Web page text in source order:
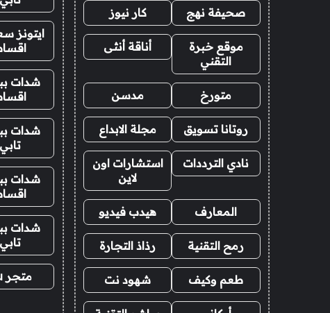
صحيفة نهج كار نيوز
موقع خبرة
التقني
أناقة أنثى
متورخ مدسن
روتانا تسويق مجلة الابداع
نادي الترددات
استشارات اون
لاين
المعارف هيدب فيديو
رمح التقنية رذاذ التجارة
طعم وكيف شهود نت
ايتونز
شدات
شدات
تابي
شدات
شدات
تابي
متجر 4u